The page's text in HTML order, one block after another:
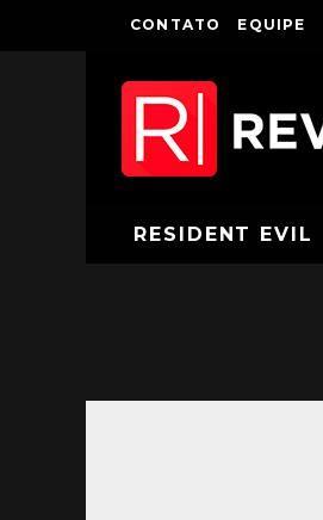
CONTATO EQUIPE
RESIDENT EVIL